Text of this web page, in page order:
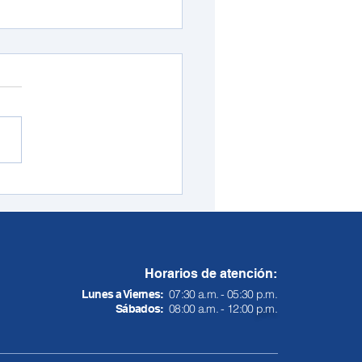
Horarios de atención:
Lunes a Viernes: 07:30 a.m. - 05:30 p.m.
Sábados: 08:00 a.m. - 12:00p.m.